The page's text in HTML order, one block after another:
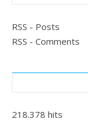
RSS - Posts
RSS - Comments
218.378 hits